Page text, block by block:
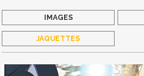
IMAGES
JAQUETTES